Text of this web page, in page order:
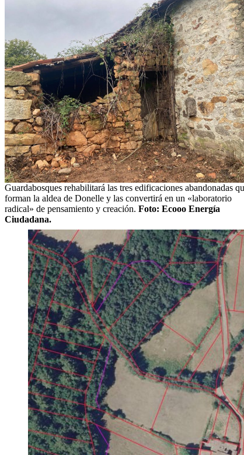
Guardabosques rehabilitará las tres edificaciones abandonadas
forman la aldea de Donelle y las convertirá en un «laboratorio
radical» de pensamiento y creación. Foto: Ecooo Energía
Ciudadana.